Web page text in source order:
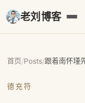
老刘博客
首页/Posts/跟着南怀瑾
德充符